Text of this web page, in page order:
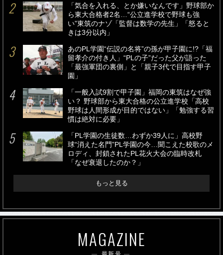
「気合を入れる、とか嫌いなんです」野球部か
ら東大合格者2名…“公立進学校で野球も強
い”東筑のナゾ「監督は数学の先生」「怒ると
きは3分以内」
あのPL学園“伝説の名将”の孫が甲子園に!?「福
留孝介の付き人」“PLの子”だった父が語った
「最強軍団の裏側」と「親子3代で目指す甲子
園」
「一般入試9割で甲子園」福岡の東筑はなぜ強
い？ 野球部から東大合格の公立進学校「高校
野球は人間形成が目的ではない」「勉強する習
慣は絶対に必要」
「PL学園の生徒数…わずか39人に」高校野
球“消えた名門”PL学園の今…聞こえた校歌のメ
ロディ、封鎖されたPL花火大会の臨時改札
「なぜ衰退したのか？」
もっと見る
MAGAZINE